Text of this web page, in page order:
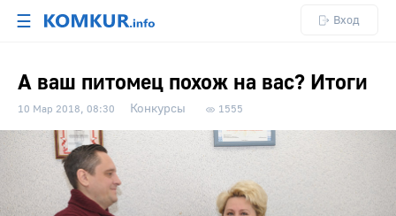
☰ Вход
А ваш питомец похож на вас? Итоги
10 Мар 2018, 08:30 Конкурсы 1555